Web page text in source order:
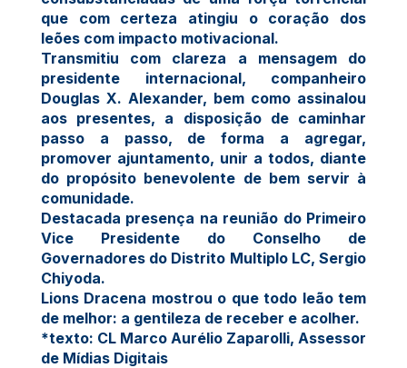
que com certeza atingiu o coração dos
leões com impacto motivacional.
Transmitiu com clareza a mensagem do
presidente internacional, companheiro
Douglas X. Alexander, bem como assinalou
aos presentes, a disposição de caminhar
passo a passo, de forma a agregar,
promover ajuntamento, unir a todos, diante
do propósito benevolente de bem servir à
comunidade.
Destacada presença na reunião do Primeiro
Vice Presidente do Conselho de
Governadores do Distrito Multiplo LC, Sergio
Chiyoda.
Lions Dracena mostrou o que todo leão tem
de melhor: a gentileza de receber e acolher.
*texto: CL Marco Aurélio Zaparolli, Assessor
de Mídias Digitais